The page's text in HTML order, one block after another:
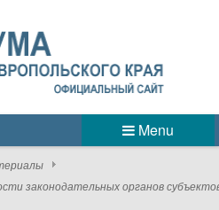
Menu
законодательных органов